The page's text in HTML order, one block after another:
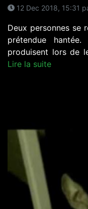
12 Dec 2018, 15:31
Deux personnes se
prétendue
produisent lors de
Lire la suite